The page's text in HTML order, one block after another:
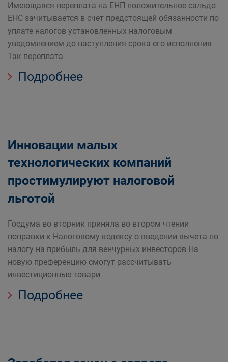
Имеющаяся переплата на ЕНП положительное сальдо
ЕНС зачитывается в счет предстоящей обязанности по
уплате налогов установленных налоговым
уведомлением до наступления срока его исполнения
Так переплата
Подробнее
Инновации малых
технологических компаний
простимулируют налоговой
льготой
Госдума во вторник приняла во втором чтении
поправки к Налоговому кодексу о введении вычета по
налогу на прибыль для венчурных инвесторов На
новую преференцию смогут рассчитывать
инвестиционные товари
Подробнее